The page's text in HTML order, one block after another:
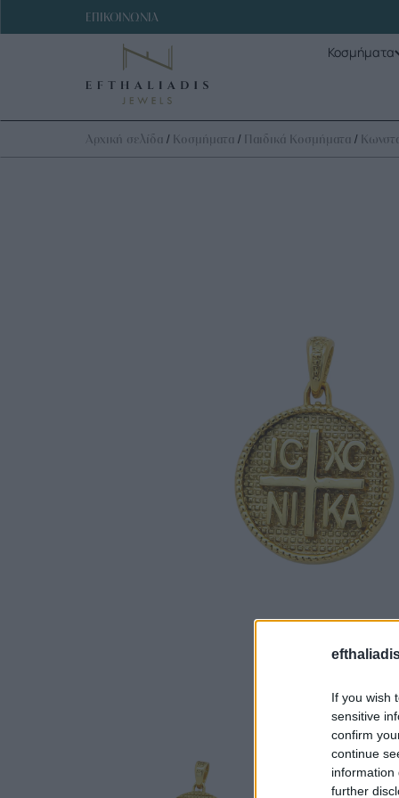
If you wish
sensitive
confirm
continue
information
further
ΕΠΙΚΟΙΝΩΝΙΑ
Κοσμήματα
Αρχική σελίδα / Κοσμήματα / Παιδικά Κοσμήματα /